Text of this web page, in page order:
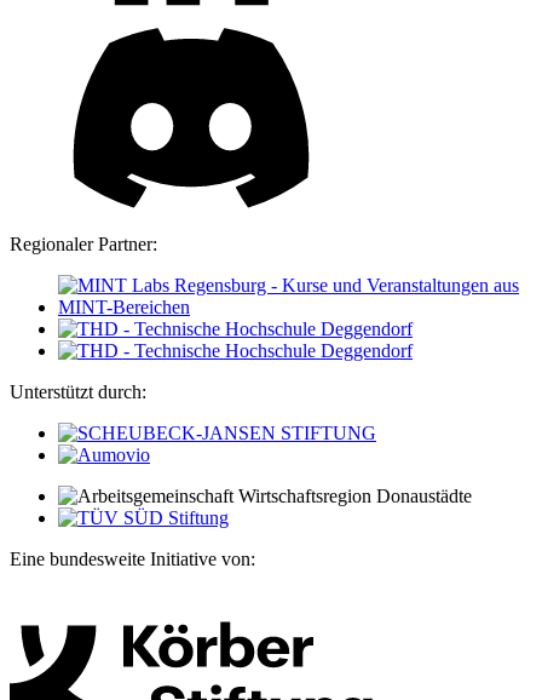
Regionaler Partner:
Unterstützt durch:
Eine bundesweite Initiative von: